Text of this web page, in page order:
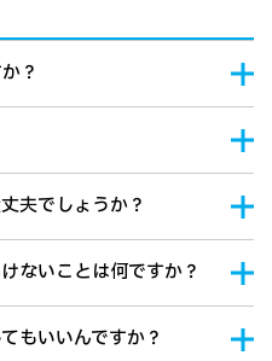
？
夫でしょうか？
ないことは何ですか？
もいいんですか？